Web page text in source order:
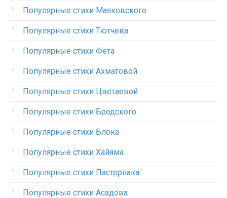
Популярные стихи Маяковского
Популярные стихи Тютчева
Популярные стихи Фета
Популярные стихи Ахматовой
Популярные стихи Цветаевой
Популярные стихи Бродского
Популярные стихи Блока
Популярные стихи Хайяма
Популярные стихи Пастернака
Популярные стихи Асадова